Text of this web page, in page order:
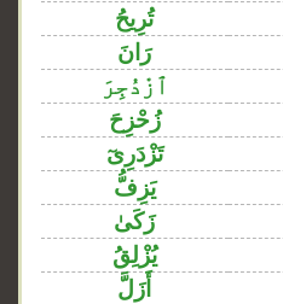
تُرِيحُ
رَانَ
ٱزْدُجِرَ
زُحْزِحَ
تَزْدَرِىٓ
يَزِفُّ
زَكَىٰ
يُزْلِقُ
أَزَلَّ